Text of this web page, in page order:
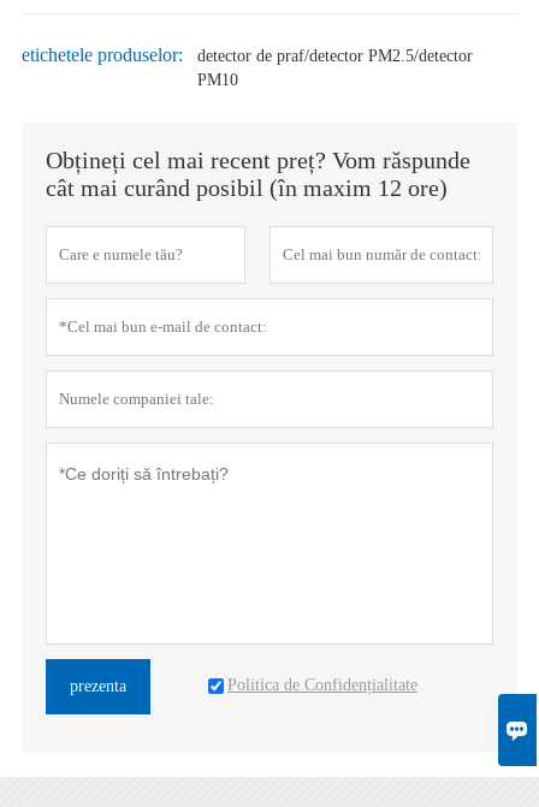

etichetele produselor:
detector de praf/detector PM2.5/detector
PM10
Obțineți cel mai recent preț? Vom răspunde
cât mai curând posibil (în maxim 12 ore)
prezenta Politica de Confidențialitate